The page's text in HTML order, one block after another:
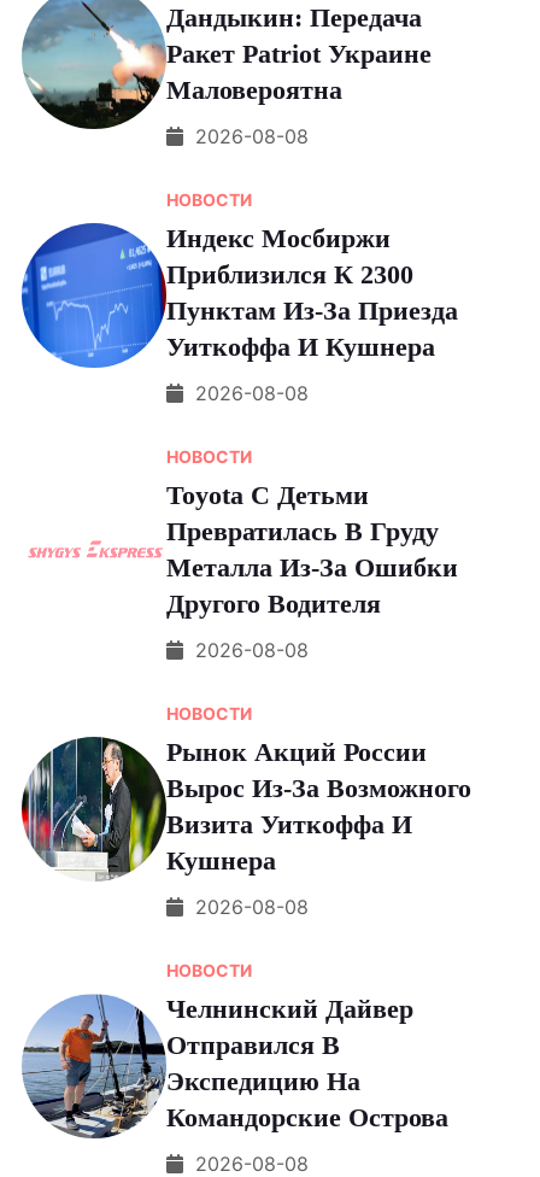
Дандыкин: Передача
Ракет Patriot Украине
Маловероятна
2026-08-08
НОВОСТИ
Индекс Мосбиржи
Приблизился К 2300
Пунктам Из-За Приезда
Уиткоффа И Кушнера
2026-08-08
НОВОСТИ
Toyota С Детьми
Превратилась В Груду
Металла Из-За Ошибки
Другого Водителя
2026-08-08
НОВОСТИ
Рынок Акций России
Вырос Из-За Возможного
Визита Уиткоффа И
Кушнера
2026-08-08
НОВОСТИ
Челнинский Дайвер
Отправился В
Экспедицию На
Командорские Острова
2026-08-08